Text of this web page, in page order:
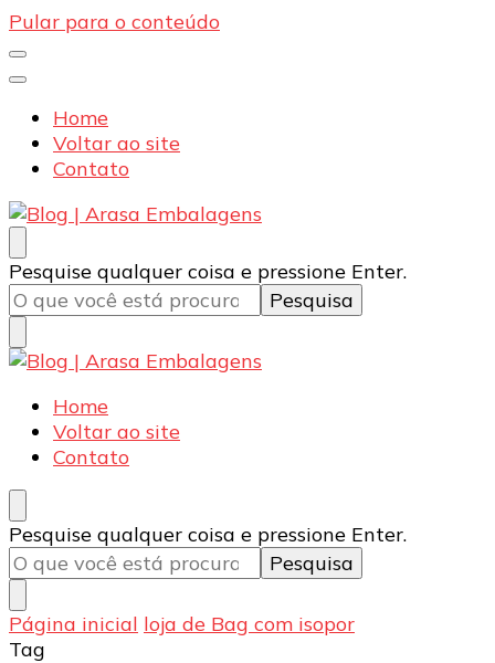
Pular para o conteúdo
Home
Voltar ao site
Contato
Blog | Arasa Embalagens
Confira conteúdos sobre embalagens para pizzas,
doces e salgados. Tudo para seu comércio com a
qualidade Arasa. Leia nossos conteúdos!
Procurando
algo?
Pesquise qualquer coisa e pressione Enter.
Blog | Arasa Embalagens
Confira conteúdos sobre embalagens para pizzas,
doces e salgados. Tudo para seu comércio com a
qualidade Arasa. Leia nossos conteúdos!
Home
Voltar ao site
Contato
Procurando
algo?
Pesquise qualquer coisa e pressione Enter.
Página inicial loja de Bag com isopor
Tag